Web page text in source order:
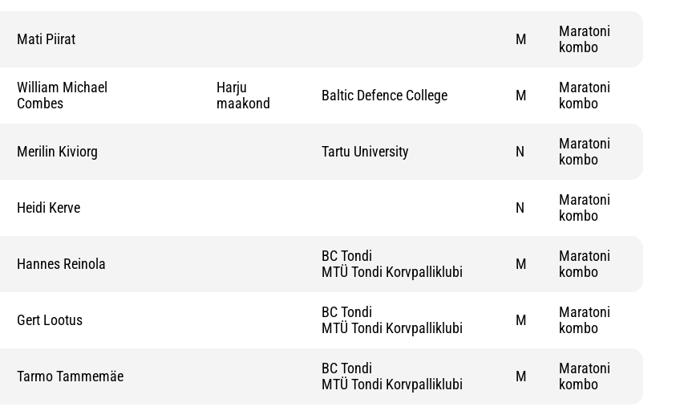
Mati Piirat M
Maratoni
kombo
William Michael
Combes
Harju
maakond
Baltic Defence College M
Maratoni
kombo
Merilin Kiviorg Tartu University N
Maratoni
kombo
Heidi Kerve N
Maratoni
kombo
Hannes Reinola
BC Tondi
MTÜ Tondi Korvpalliklubi
M
Maratoni
kombo
Gert Lootus
BC Tondi
MTÜ Tondi Korvpalliklubi
M
Maratoni
kombo
Tarmo Tammemäe
BC Tondi
MTÜ Tondi Korvpalliklubi
M
Maratoni
kombo